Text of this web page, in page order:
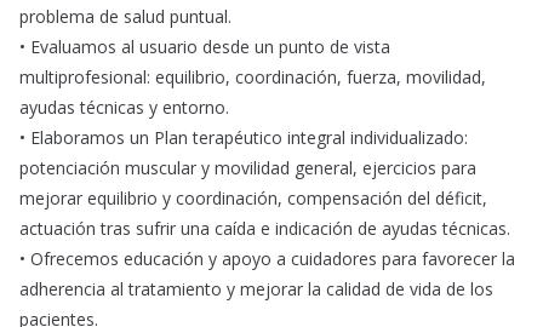
problema de salud puntual.
• Evaluamos al usuario desde un punto de vista
multiprofesional: equilibrio, coordinación, fuerza, movilidad,
ayudas técnicas y entorno.
• Elaboramos un Plan terapéutico integral individualizado:
potenciación muscular y movilidad general, ejercicios para
mejorar equilibrio y coordinación, compensación del déficit,
actuación tras sufrir una caída e indicación de ayudas técnicas.
• Ofrecemos educación y apoyo a cuidadores para favorecer la
adherencia al tratamiento y mejorar la calidad de vida de los
pacientes.